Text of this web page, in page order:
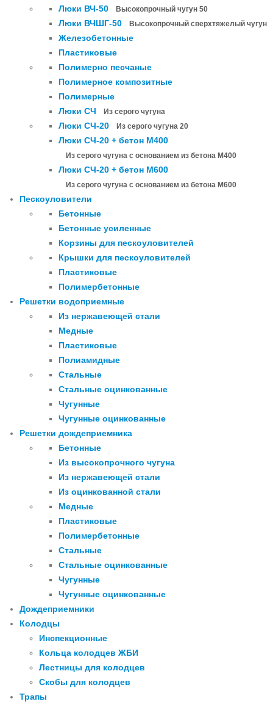
Люки ВЧ-50
Высокопрочный чугун 50
Люки ВЧШГ-50 Высокопрочный сверхтяжелый чугун
Железобетонные
Пластиковые
Полимерно песчаные
Полимерное композитные
Полимерные
Люки СЧ
Из серого чугуна
Люки СЧ-20 Из серого чугуна 20
Люки СЧ-20 + бетон М400
Из серого чугуна с основанием из бетона М400
Люки СЧ-20 + бетон М600
Из серого чугуна с основанием из бетона М600
Пескоуловители
Бетонные
Бетонные усиленные
Корзины для пескоуловителей
Крышки для пескоуловителей
Пластиковые
Полимербетонные
Решетки водоприемные
Из нержавеющей стали
Медные
Пластиковые
Полиамидные
Стальные
Стальные оцинкованные
Чугунные
Чугунные оцинкованные
Решетки дождеприемника
Бетонные
Из высокопрочного чугуна
Из нержавеющей стали
Из оцинкованной стали
Медные
Пластиковые
Полимербетонные
Стальные
Стальные оцинкованные
Чугунные
Чугунные оцинкованные
Дождеприемники
Колодцы
Инспекционные
Кольца колодцев ЖБИ
Лестницы для колодцев
Скобы для колодцев
Трапы